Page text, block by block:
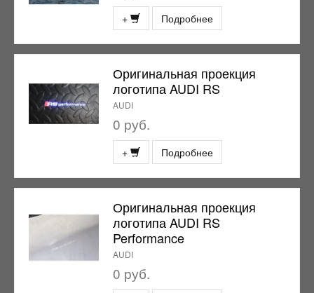
+ Подробнее
Оригинальная проекция
логотипа AUDI RS
AUDI
0 руб.
+ Подробнее
Оригинальная проекция
логотипа AUDI RS
Performance
AUDI
0 руб.